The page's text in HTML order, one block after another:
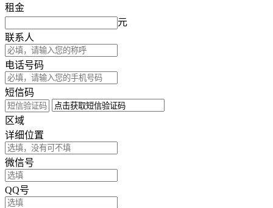
租金
元
联系人
电话号码
短信码
区域
详细位置
微信号
QQ号